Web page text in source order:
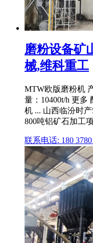
磨粉设备矿
械,维科重工
MTW欧版磨粉机
量：10400t/h 更多
机 ... 山西临汾时
800吨铝矿石加工
联系电话: 180 3780